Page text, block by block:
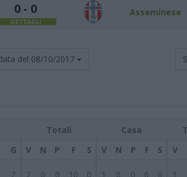
0 - 0
DETTAGLI
Asseminese
del 08/10/2017
Totali Casa
G
V N P F S V N P F S V
2 2 0 0 10 0 1 0 0 6 0 1